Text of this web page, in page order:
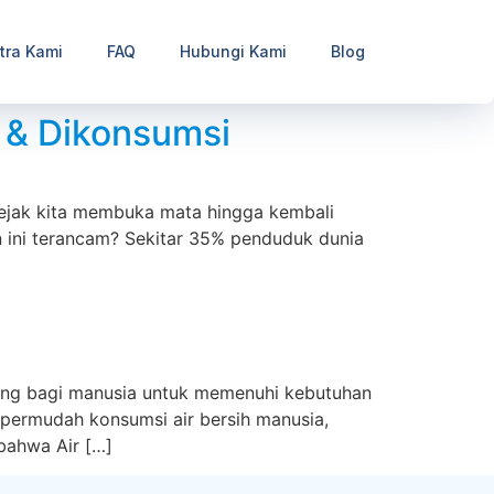
Kami FAQ Hubungi Kami Blog
Dikonsumsi
kita membuka mata hingga kembali
terancam? Sekitar 35% penduduk dunia
bagi manusia untuk memenuhi kebutuhan
konsumsi air bersih manusia,
Air […]